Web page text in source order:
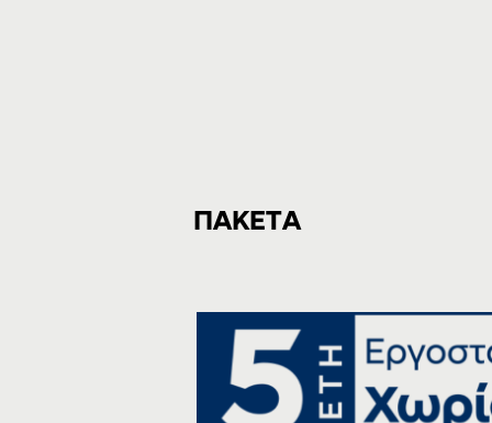
ΠΑΚΕΤΑ